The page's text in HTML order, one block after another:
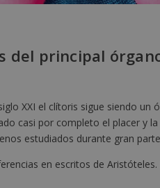
del principal
XXI el clítoris sigue siendo un
casi por completo el placer y
estudiados durante gran
en escritos de